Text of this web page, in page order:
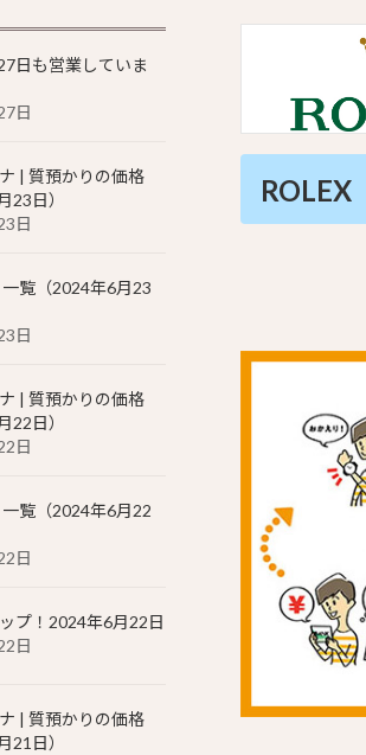
ROLEX
日も営業していま
日
| 質預かりの価格
23日）
日
覧（2024年6月23
日
| 質預かりの価格
22日）
日
覧（2024年6月22
日
プ！2024年6月22日
日
| 質預かりの価格
21日）